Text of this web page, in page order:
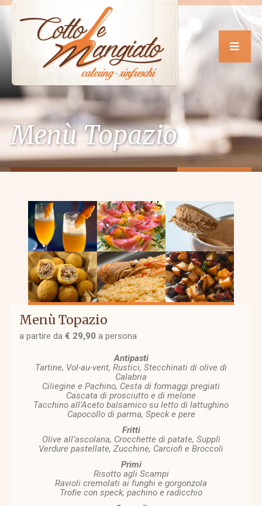
Menù Topazio
Menù Topazio
a partire da € 29,90 a persona
Antipasti
Tartine, Vol-au-vent, Rustici, Stecchinati di olive di
Calabria
Ciliegine e Pachino, Cesta di formaggi pregiati
Cascata di prosciutto e di melone
Tacchino all’Aceto balsamico su letto di lattughino
Capocollo di parma, Speck e pere
Fritti
Olive all’ascolana, Crocchette di patate, Supplì
Verdure pastellate, Zucchine, Carciofi e Broccoli
Primi
Risotto agli Scampi
Ravioli cremolati ai funghi e gorgonzola
Trofie con speck, pachino e radicchio